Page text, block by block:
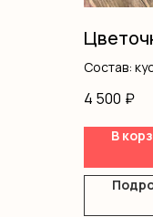
Состав:
4 500 ₽
В